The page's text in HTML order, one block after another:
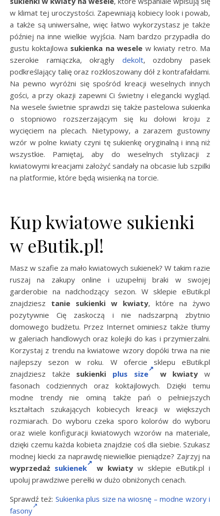
w klimat tej uroczystości. Zapewniają kobiecy look i powab,
a także są uniwersalne, więc łatwo wykorzystasz je także
później na inne wielkie wyjścia. Nam bardzo przypadła do
gustu koktajlowa sukienka na wesele w kwiaty retro. Ma
szerokie ramiączka, okrągły dekolt, ozdobny pasek
podkreślający talię oraz rozkloszowany dół z kontrafałdami.
Na pewno wyróżni się spośród kreacji weselnych innych
gości, a przy okazji zapewni Ci świetny i elegancki wygląd.
Na wesele świetnie sprawdzi się także pastelowa sukienka
o stopniowo rozszerzającym się ku dołowi kroju z
wycięciem na plecach. Nietypowy, a zarazem gustowny
wzór w polne kwiaty czyni tę sukienkę oryginalną i inną niż
wszystkie. Pamiętaj, aby do weselnych stylizacji z
kwiatowymi kreacjami założyć sandały na obcasie lub szpilki
na platformie, które będą wisienką na torcie.
Kup kwiatowe sukienki
w eButik.pl!
Masz w szafie za mało kwiatowych sukienek? W takim razie
ruszaj na zakupy online i uzupełnij braki w swojej
garderobie na nadchodzący sezon. W sklepie eButik.pl
znajdziesz tanie sukienki w kwiaty, które na żywo
pozytywnie Cię zaskoczą i nie nadszarpną zbytnio
domowego budżetu. Przez Internet ominiesz także tłumy
w galeriach handlowych oraz kolejki do kas i przymierzalni.
Korzystaj z trendu na kwiatowe wzory dopóki trwa na nie
najlepszy sezon w roku. W ofercie sklepu eButik.pl
znajdziesz także sukienki plus size w kwiaty w
fasonach codziennych oraz koktajlowych. Dzięki temu
modne trendy nie ominą także pań o pełniejszych
kształtach szukających kobiecych kreacji w większych
rozmiarach. Do wyboru czeka sporo kolorów do wyboru
oraz wiele konfiguracji kwiatowych wzorów na materiale,
dzięki czemu każda kobieta znajdzie coś dla siebie. Szukasz
modnej kiecki za naprawdę niewielkie pieniądze? Zajrzyj na
wyprzedaż sukienek w kwiaty w sklepie eButik.pl i
upoluj prawdziwe perełki w dużo obniżonych cenach.
Sprawdź też: Sukienka plus size na wiosnę – modne wzory i
fasony